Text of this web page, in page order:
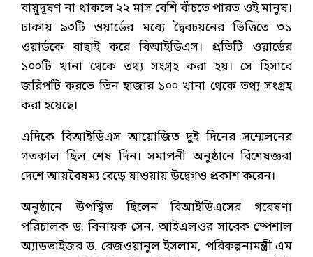
বায়ুদূষণ না থাকলে ২২ মাস বেশি বাঁচতে পারত ওই মানুষ।
ঢাকায় ৯৩টি ওয়ার্ডের মধ্যে দ্বৈবচয়নের ভিত্তিতে ৩১
ওয়ার্ডকে বাছাই করে বিআইডিএস। প্রতিটি ওয়ার্ডের
১০০টি খানা থেকে তথ্য সংগ্রহ করা হয়। সে হিসাবে
জরিপটি করতে তিন হাজার ১০০ খানা থেকে তথ্য সংগ্রহ
করা হয়েছে।
এদিকে বিআইডিএস আয়োজিত দুই দিনের সম্মেলনের
গতকাল ছিল শেষ দিন। সমাপনী অনুষ্ঠানে বিশেষজ্ঞরা
দেশে আয়বৈষম্য বেড়ে যাওয়ায় উদ্বেগও প্রকাশ করেন।
অনুষ্ঠানে উপস্থিত ছিলেন বিআইডিএসের গবেষণা
পরিচালক ড. বিনায়ক সেন, আইএলওর সাবেক স্পেশাল
অ্যাডভাইজর ড. রেজওয়ানুল ইসলাম, পরিকল্পনামন্ত্রী এম